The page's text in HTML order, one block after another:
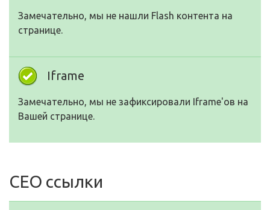
Замечательно, мы не нашли Flash контента на
странице.
Iframe
Замечательно, мы не зафиксировали Iframe'ов на
Вашей странице.
СЕО ссылки